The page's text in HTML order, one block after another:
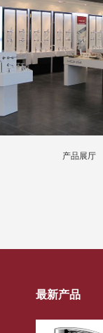
产品展厅
最新产品